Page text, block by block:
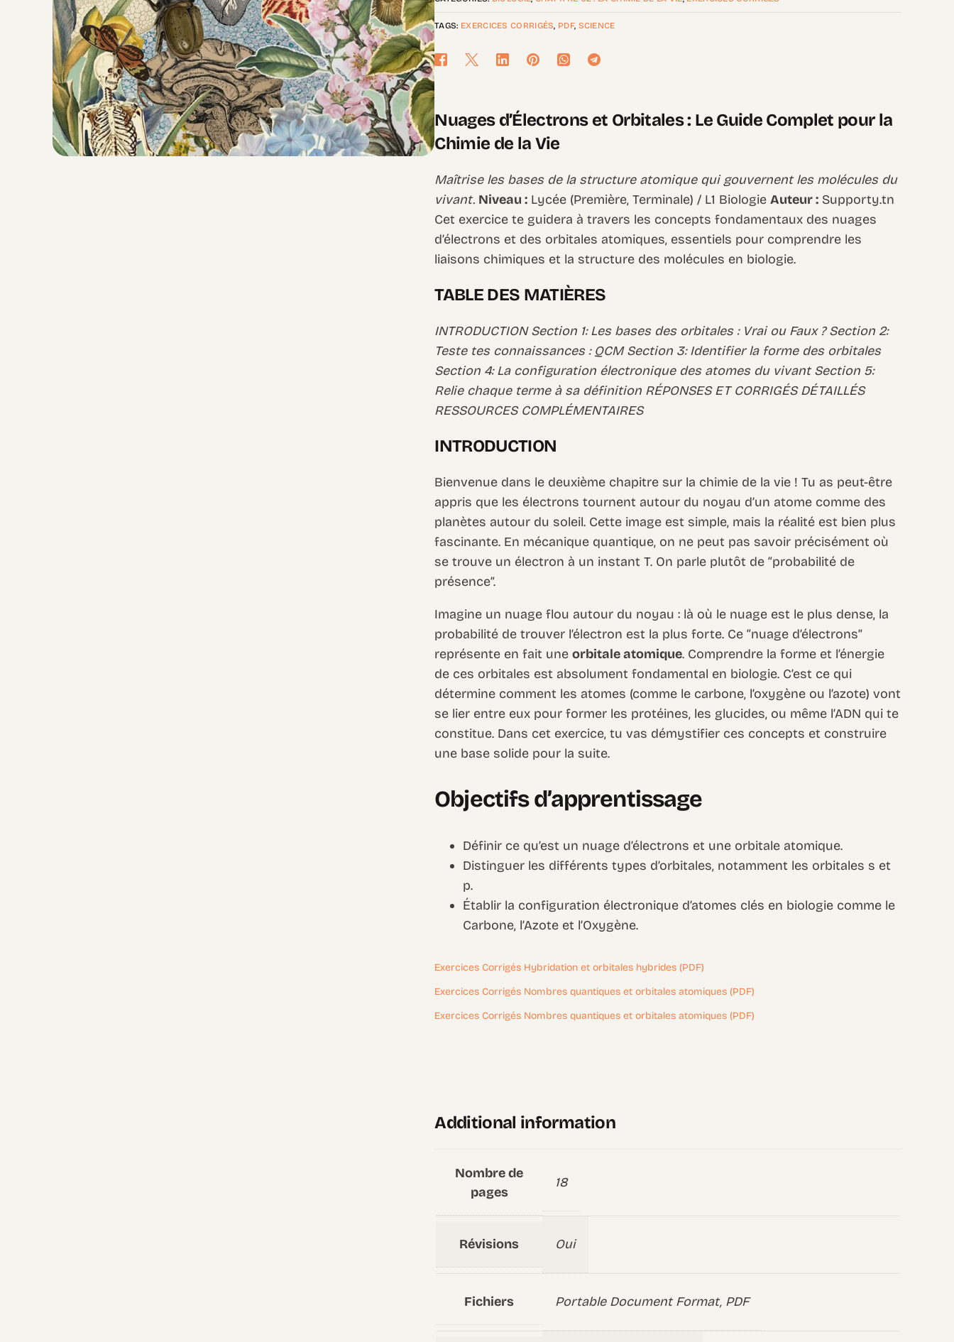
TAGS: EXERCICES CORRIGÉS PDF, SCIENCE
Nuages d’Électrons et Orbitales : Le Guide Complet pour la
Chimie de la Vie
Maîtrise les bases de la structure atomique qui gouvernent les molécules du
vivant. Niveau : Lycée (Première, Terminale) / L1 BiologieAuteur : Supporty.tn
Cet exercice te guidera à travers les concepts fondamentaux des nuages
d’électrons et des orbitales atomiques, essentiels pour comprendre les
liaisons chimiques et la structure des molécules en biologie.
TABLE DES MATIÈRES
INTRODUCTION Section 1: Les bases des orbitales : Vrai ou Faux ? Section 2:
Teste tes connaissances : QCM Section 3: Identifier la forme des orbitales
Section 4: La configuration électronique des atomes du vivant Section 5:
Relie chaque terme à sa définition RÉPONSES ET CORRIGÉS DÉTAILLÉS
RESSOURCES COMPLÉMENTAIRES
INTRODUCTION
Bienvenue dans le deuxième chapitre sur la chimie de la vie ! Tu as peut-être
appris que les électrons tournent autour du noyau d’un atome comme des
planètes autour du soleil. Cette image est simple, mais la réalité est bien plus
fascinante. En mécanique quantique, on ne peut pas savoir précisément où
se trouve un électron à un instant T. On parle plutôt de “probabilité de
présence”.
Imagine un nuage flou autour du noyau : là où le nuage est le plus dense, la
probabilité de trouver l’électron est la plus forte. Ce “nuage d’électrons”
représente en fait uneorbitale atomique. Comprendre la forme et l’énergie
de ces orbitales est absolument fondamental en biologie. C’est ce qui
détermine comment les atomes (comme le carbone, l’oxygène ou l’azote) vont
se lier entre eux pour former les protéines, les glucides, ou même l’ADN qui te
constitue. Dans cet exercice, tu vas démystifier ces concepts et construire
une base solide pour la suite.
Objectifs d’apprentissage
Définir ce qu’est un nuage d’électrons et une orbitale atomique.
Distinguer les différents types d’orbitales, notamment les orbitales s et
p.
Établir la configuration électronique d’atomes clés en biologie comme le
Carbone, l’Azote et l’Oxygène.
Exercices Corrigés Hybridation et orbitales hybrides (PDF)
Exercices Corrigés Nombres quantiques et orbitales atomiques (PDF)
Exercices Corrigés Nombres quantiques et orbitales atomiques (PDF)
Additional information
Nombre de
pages
18
Révisions Oui
Fichiers Portable Document Format, PDF